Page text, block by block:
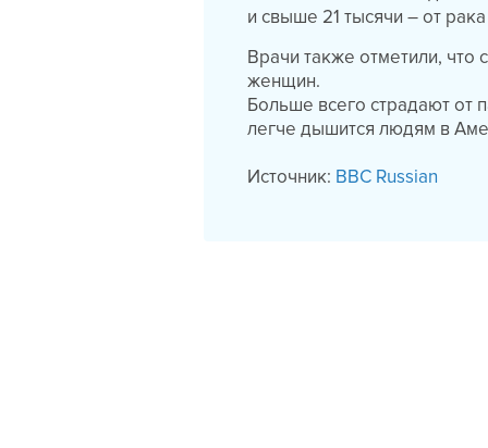
и свыше 21 тысячи – от
Врачи также отметили, что
женщин.
Больше всего страдают от
легче дышится людям в
Источник: BBC Russian